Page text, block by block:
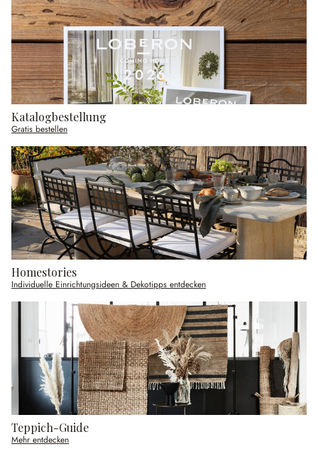
Katalogbestellung
Gratis bestellen
Homestories
Individuelle Einrichtungsideen & Dekotipps entdecken
Teppich-Guide
Mehr entdecken